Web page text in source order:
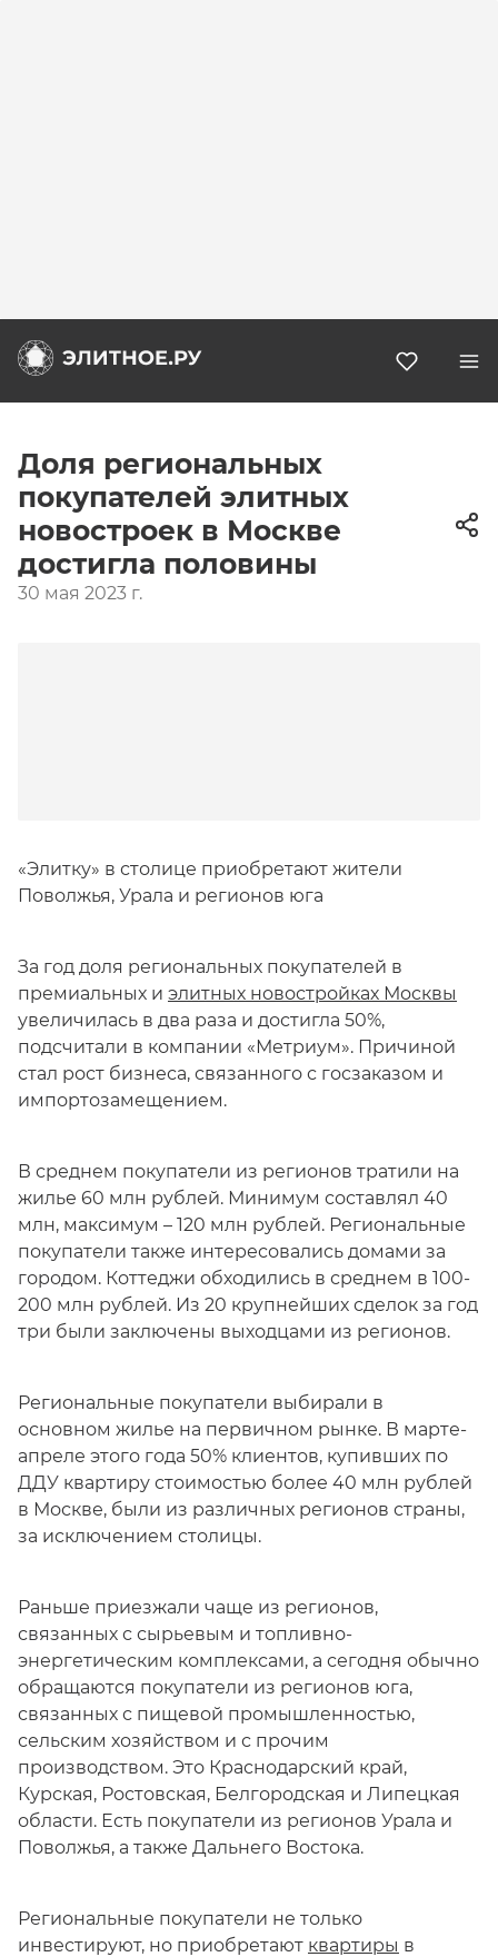
Доля региональных
покупателей элитных
новостроек в Москве
достигла половины
30 мая 2023 г.
«Элитку» в столице приобретают жители
Поволжья, Урала и регионов юга
За год доля региональных покупателей в
премиальных и элитных новостройках Москвы
увеличилась в два раза и достигла 50%,
подсчитали в компании «Метриум». Причиной
стал рост бизнеса, связанного с госзаказом и
импортозамещением.
В среднем покупатели из регионов тратили на
жилье 60 млн рублей. Минимум составлял 40
млн, максимум – 120 млн рублей. Региональные
покупатели также интересовались домами за
городом. Коттеджи обходились в среднем в 100-
200 млн рублей. Из 20 крупнейших сделок за год
три были заключены выходцами из регионов.
Региональные покупатели выбирали в
основном жилье на первичном рынке. В марте-
апреле этого года 50% клиентов, купивших по
ДДУ квартиру стоимостью более 40 млн рублей
в Москве, были из различных регионов страны,
за исключением столицы.
Раньше приезжали чаще из регионов,
связанных с сырьевым и топливно-
энергетическим комплексами, а сегодня обычно
обращаются покупатели из регионов юга,
связанных с пищевой промышленностью,
сельским хозяйством и с прочим
производством. Это Краснодарский край,
Курская, Ростовская, Белгородская и Липецкая
области. Есть покупатели из регионов Урала и
Поволжья, а также Дальнего Востока.
Региональные покупатели не только
инвестируют, но приобретают квартиры в